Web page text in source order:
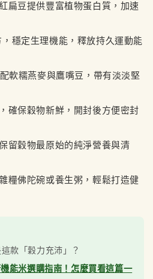
扁豆提供豐富植物蛋白質，加速
，穩定生理機能，釋放持久運動能
軟糯燕麥與鷹嘴豆，帶有淡淡堅
確保穀物新鮮，開封後方便密封
留穀物最原始的純淨營養與清
糧佛陀碗或養生粥，輕鬆打造健
款「穀力充沛」？
能米選購指南！怎麼買看這篇一